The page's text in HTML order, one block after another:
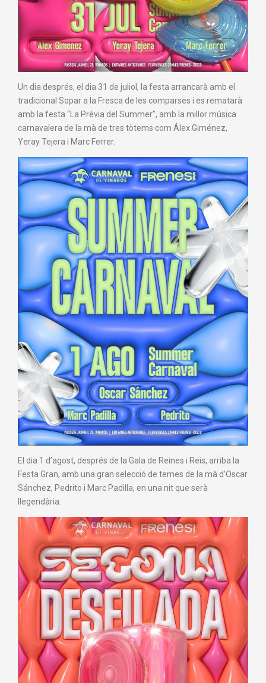
Un dia després, el dia 31 de juliol, la festa arrancarà amb el
tradicional Sopar a la Fresca de les comparses i es rematarà
amb la festa “La Prèvia del Summer”, amb la millor música
carnavalera de la mà de tres tòtems com Álex Giménez,
Yeray Tejera i Marc Ferrer.
El dia 1 d’agost, després de la Gala de Reines i Reis, arriba la
Festa Gran, amb una gran selecció de temes de la mà d’Oscar
Sánchez, Pedrito i Marc Padilla, en una nit que serà
llegendària.